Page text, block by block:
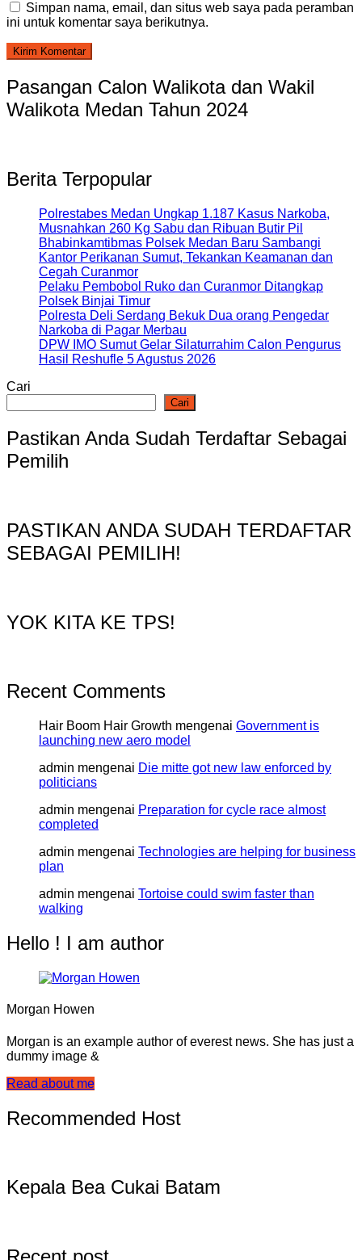
Simpan nama, email, dan situs web saya pada peramban
ini untuk komentar saya berikutnya.
Pasangan Calon Walikota dan Wakil
Walikota Medan Tahun 2024
Berita Terpopular
Polrestabes Medan Ungkap 1.187 Kasus Narkoba,
Musnahkan 260 Kg Sabu dan Ribuan Butir Pil
Bhabinkamtibmas Polsek Medan Baru Sambangi
Kantor Perikanan Sumut, Tekankan Keamanan dan
Cegah Curanmor
Pelaku Pembobol Ruko dan Curanmor Ditangkap
Polsek Binjai Timur
Polresta Deli Serdang Bekuk Dua orang Pengedar
Narkoba di Pagar Merbau
DPW IMO Sumut Gelar Silaturrahim Calon Pengurus
Hasil Reshufle 5 Agustus 2026
Cari
Cari
Pastikan Anda Sudah Terdaftar Sebagai
Pemilih
PASTIKAN ANDA SUDAH TERDAFTAR
SEBAGAI PEMILIH!
YOK KITA KE TPS!
Recent Comments
Hair Boom Hair Growth mengenai Government is
launching new aero model
admin mengenai Die mitte got new law enforced by
politicians
admin mengenai Preparation for cycle race almost
completed
admin mengenai Technologies are helping for business
plan
admin mengenai Tortoise could swim faster than
walking
Hello ! I am author
Morgan Howen
Morgan is an example author of everest news. She has just a
dummy image &
Read about me
Recommended Host
Kepala Bea Cukai Batam